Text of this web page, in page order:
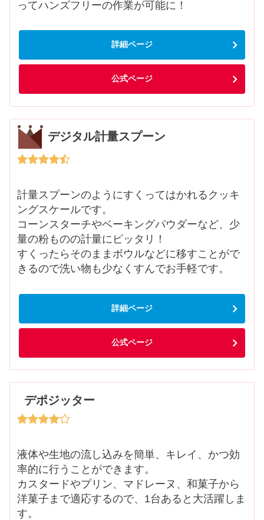
ってハンズフリーの作業が可能に！
詳細ページ
公式ページ
デジタル計量スプーン
計量スプーンのようにすくってはかれるクッキ
ングスケールです。
コーンスターチやベーキングパウダーなど、少
量の粉ものの計量にピッタリ！
すくったらそのままボウルなどに移すことがで
きるので洗い物も少なくすんでお手軽です。
詳細ページ
公式ページ
デポジッター
液体や生地の流し込みを簡単、キレイ、かつ効
率的に行うことができます。
カスタードやプリン、マドレーヌ、和菓子から
洋菓子まで適応するので、1台あると大活躍しま
す。